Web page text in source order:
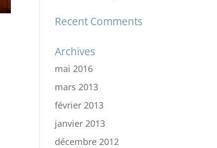
Recent Comments
Archives
mai 2016
mars 2013
février 2013
janvier 2013
décembre 2012